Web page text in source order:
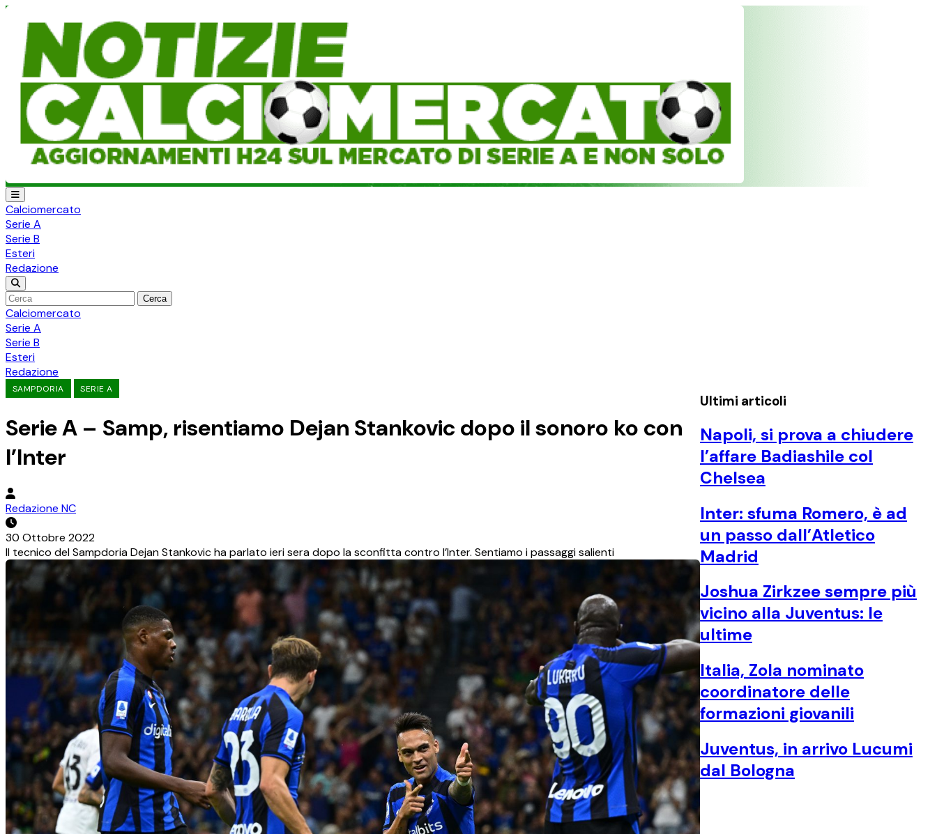
Calciomercato
Serie A
Serie B
Esteri
Redazione
Cerca
Calciomercato
Serie A
Serie B
Esteri
Redazione
SAMPDORIA SERIE A
Serie A – Samp, risentiamo Dejan Stankovic dopo il sonoro ko con
l’Inter
Redazione NC
30 Ottobre 2022
Il tecnico del Sampdoria Dejan Stankovic ha parlato ieri sera dopo la sconfitta contro l’Inter. Sentiamo i passaggi salienti
Ultimi articoli
Napoli, si prova a chiudere
l’affare Badiashile col
Chelsea
Inter: sfuma Romero, è ad
un passo dall’Atletico
Madrid
Joshua Zirkzee sempre più
vicino alla Juventus: le
ultime
Italia, Zola nominato
coordinatore delle
formazioni giovanili
Juventus, in arrivo Lucumi
dal Bologna